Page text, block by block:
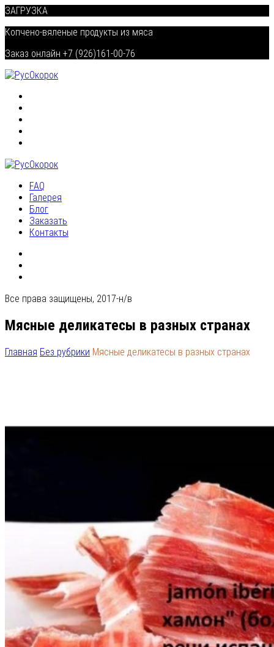
ЗАГРУЗКА
Копчено-вяленые продукты из мяса
Заказ онлайн +7 (926)161-00-76
FAQ
Галерея
Блог
Заказать
Контакты
Все права защищены, 2017-н/в
Мясные деликатесы в разных странах
Главная Без рубрики Мясные деликатесы в разных странах